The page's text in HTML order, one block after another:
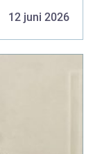
12 juni 2026